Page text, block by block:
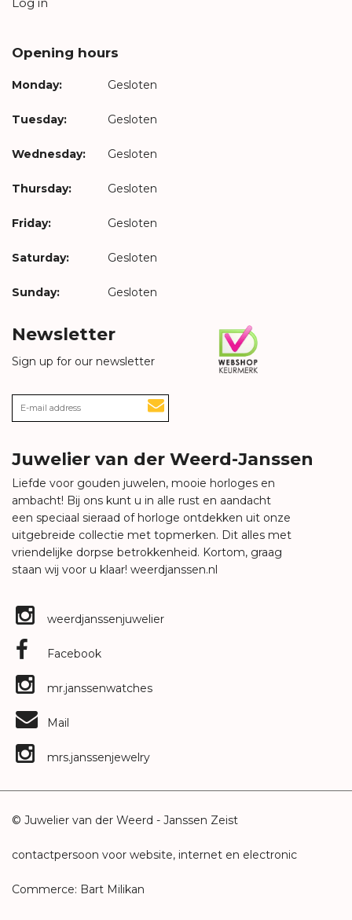
Opening hours
Monday: Gesloten
Tuesday: Gesloten
Wednesday: Gesloten
Thursday: Gesloten
Friday: Gesloten
Saturday: Gesloten
Sunday: Gesloten
Newsletter
Sign up for our newsletter
Juwelier van der Weerd-Janssen
Liefde voor gouden juwelen, mooie horloges en
ambacht! Bij ons kunt u in alle rust en aandacht
een speciaal sieraad of horloge ontdekken uit onze
uitgebreide collectie met topmerken. Dit alles met
vriendelijke dorpse betrokkenheid. Kortom, graag
staan wij voor u klaar! weerdjanssen.nl
weerdjanssenjuwelier
Facebook
mr.janssenwatches
Mail
mrs.janssenjewelry
© Juwelier van der Weerd - Janssen Zeist
contactpersoon voor website, internet en electronic
Commerce: Bart Milikan